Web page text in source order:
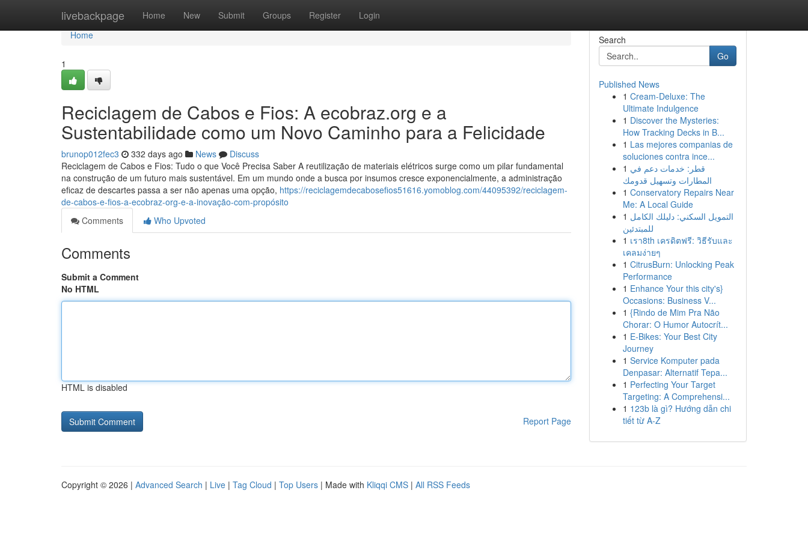
livebackpage Home New Submit Groups Register Login
Home
Home
1
Reciclagem de Cabos e Fios: A ecobraz.org e a
Sustentabilidade como um Novo Caminho para a Felicidade
brunop012fec3 332 days ago News
Discuss
Reciclagem de Cabos e Fios: Tudo o que Você Precisa Saber A reutilização de materiais elétricos surge como um pilar fundamental
na construção de um futuro mais sustentável. Em um mundo onde a busca por insumos cresce exponencialmente, a administração
eficaz de descartes passa a ser não apenas uma opção, https://reciclagemdecabosefios51616.yomoblog.com/44095392/reciclagem-
de-cabos-e-fios-a-ecobraz-org-e-a-inovação-com-propósito
Comments
Who Upvoted
Comments
Submit a Comment
No HTML
HTML is disabled
Report Page
Search
Go
Published News
1 Cream-Deluxe: The
Ultimate Indulgence
1 Discover the Mysteries:
How Tracking Decks in B...
1 Las mejores companias de
soluciones contra ince...
1 قطر: خدمات دعم في
المطارات وتسهيل قدومك
1 Conservatory Repairs Near
Me: A Local Guide
1 التمويل السكني: دليلك الكامل
للمبتدئين
1 เรา8th เครดิตฟรี: วิธีรับและ
เคลมง่ายๆ
1 CitrusBurn: Unlocking Peak
Performance
1 Enhance Your this city's}
Occasions: Business V...
1 {Rindo de Mim Pra Não
Chorar: O Humor Autocrít...
1 E-Bikes: Your Best City
Journey
1 Service Komputer pada
Denpasar: Alternatif Tepa...
1 Perfecting Your Target
Targeting: A Comprehensi...
1 123b là gì? Hướng dẫn chi
tiết từ A-Z
Copyright © 2026 | Advanced Search | Live | Tag Cloud | Top Users | Made with Kliqqi CMS | All RSS Feeds